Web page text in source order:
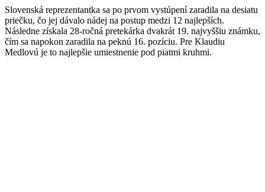
Slovenská reprezentantka sa po prvom vystúpení zaradila na desiatu
priečku, čo jej dávalo nádej na postup medzi 12 najlepších.
Následne získala 28-ročná pretekárka dvakrát 19. najvyššiu známku,
čím sa napokon zaradila na peknú 16. pozíciu. Pre Klaudiu
Medlovú je to najlepšie umiestnenie pod piatmi kruhmi.